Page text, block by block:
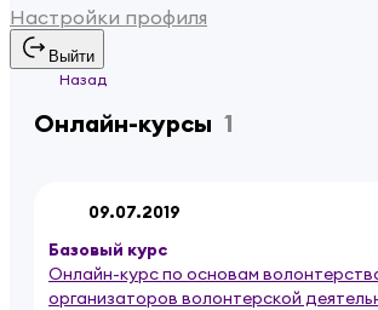
Настройки профиля
Выйти
Назад
Онлайн-курсы 1
09.07.2019
Базовый курс
Онлайн-курс по основам
организаторов волонтерской